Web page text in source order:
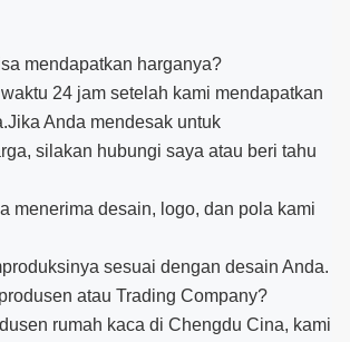
mendapatkan harganya?
24 jam setelah kami mendapatkan
Anda mendesak untuk
silakan hubungi saya atau beri tahu
menerima desain, logo, dan pola kami
sesuai dengan desain Anda.
atau Trading Company?
rumah kaca di Chengdu Cina, kami